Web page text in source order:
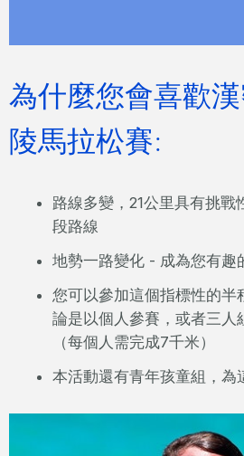
為什麼您會喜歡
陵馬拉松賽:
路線多變，21公里具有挑戰
段路線
地勢一路變化 - 成為您有趣
您可以參加這個指標性的半
論是以個人參賽，或者三人
（每個人需完成7千米）
本活動還有青年孩童組，為